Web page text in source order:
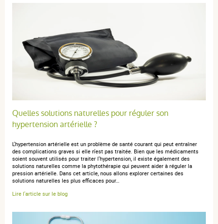
Trier l'affichage des avis
publié le 22 février 2026 suite à une
commande du 28 janvier 2026
5 / 5
Le produit que j'ai acheté c'est le sel diététique D, certes
j'ai l'habitude de prendre celui en carton mais c'est venu
sous une forme que je ne connaissais pas. Le prix en
est abordable mais c'est le coût du transport jusqu'à ma
destination au Canada qui a augmenté les enchères.
Quelles solutions naturelles pour réguler son
hypertension artérielle ?
L'hypertension artérielle est un problème de santé courant qui peut entraîner
des complications graves si elle n'est pas traitée. Bien que les médicaments
soient souvent utilisés pour traiter l'hypertension, il existe également des
solutions naturelles comme la phytothérapie qui peuvent aider à réguler la
pression artérielle. Dans cet article, nous allons explorer certaines des
solutions naturelles les plus efficaces pour…
Lire l'article sur le blog